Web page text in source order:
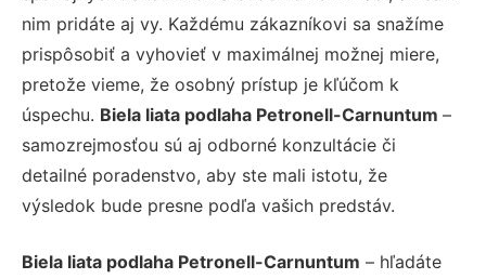
nim pridáte aj vy. Každému zákazníkovi sa snažíme
prispôsobiť a vyhovieť v maximálnej možnej miere,
pretože vieme, že osobný prístup je kľúčom k
úspechu. Biela liata podlaha Petronell-Carnuntum –
samozrejmosťou sú aj odborné konzultácie či
detailné poradenstvo, aby ste mali istotu, že
výsledok bude presne podľa vašich predstáv.
Biela liata podlaha Petronell-Carnuntum – hľadáte